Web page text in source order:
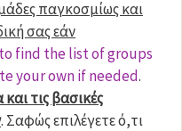
παγκοσμίως και
σας εάν
find the list of groups
your own if needed.
τις βασικές
. Σαφώς επιλέγετε ό,τι